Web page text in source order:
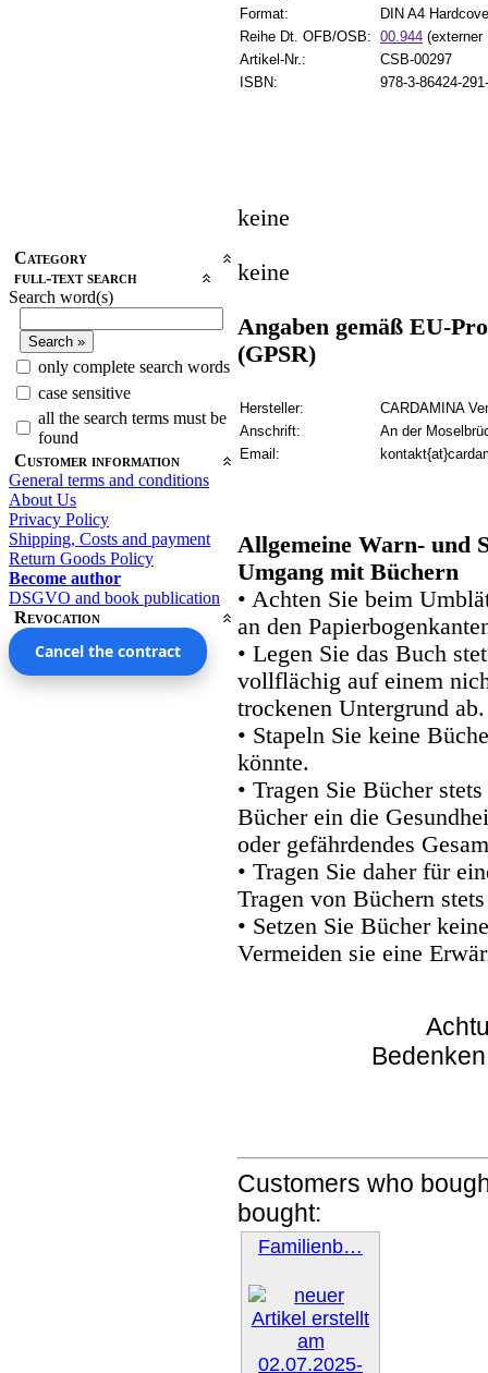
Category
full-text search
Search word(s)
only complete search words
case sensitive
all the search terms must be
found
Customer information
General terms and conditions
About Us
Privacy Policy
Shipping, Costs and payment
Return Goods Policy
Become author
DSGVO and book publication
Revocation
Cancel the contract
Format:
DIN A4
Reihe Dt. OFB/OSB: 00.944 (externer
Artikel-Nr.:
CSB-00297
ISBN:
978-3-86424-
keine
keine
Angaben gemäß EU-
(GPSR)
Hersteller:
CARDAMINA
Anschrift:
An der
Email:
Allgemeine Warn- und
Umgang mit Büchern
• Achten Sie beim
an den
• Legen Sie das Buch
vollflächig auf einem
trockenen Untergrund ab.
• Stapeln Sie keine
könnte.
• Tragen Sie Bücher
Bücher ein die
oder gefährdendes
• Tragen Sie daher für
Tragen von Büchern
• Setzen Sie Bücher
Vermeiden sie eine
Customers who
bought:
Familienb…